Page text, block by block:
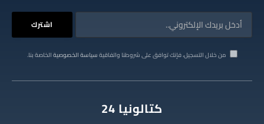
من خلال التسجيل، فإنك توافق على شروطنا واتفاقيةسياسة الخصوصيةالخاصة بنا.
كتالونيا 24